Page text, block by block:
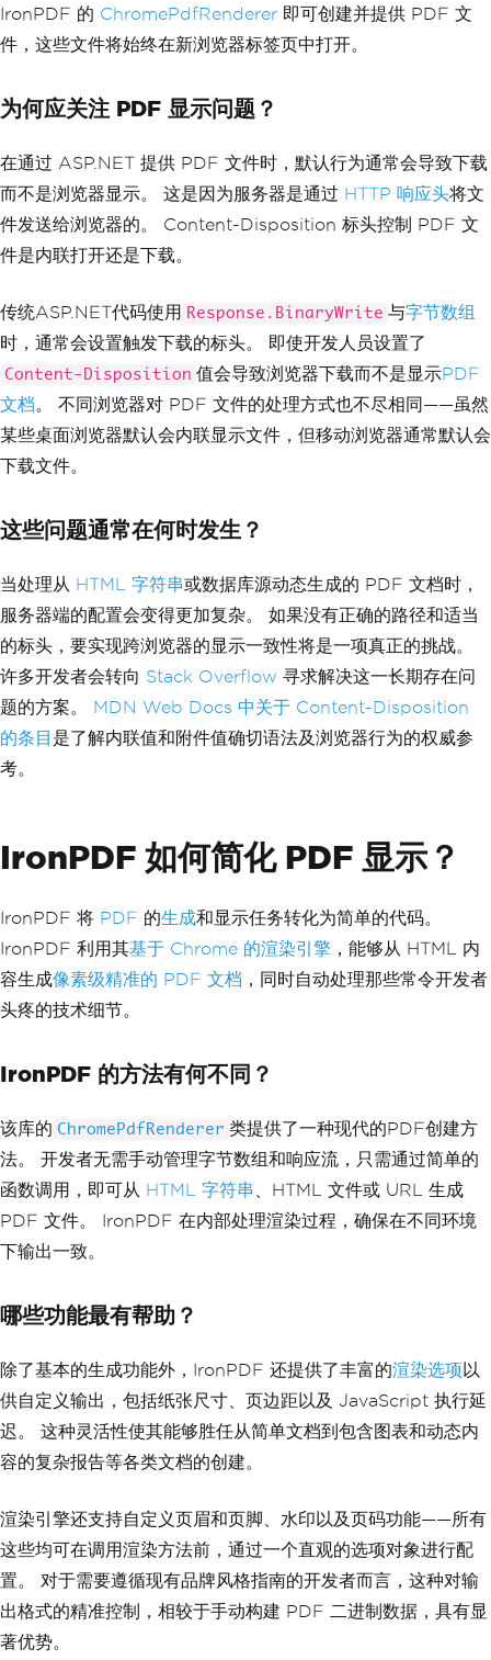
IronPDF 的 ChromePdfRenderer 即可创建并提供 PDF 文
件，这些文件将始终在新浏览器标签页中打开。
为何应关注 PDF 显示问题？
在通过 ASP.NET 提供 PDF 文件时，默认行为通常会导致下载
而不是浏览器显示。 这是因为服务器是通过 HTTP 响应头将文
件发送给浏览器的。 Content-Disposition 标头控制 PDF 文
件是内联打开还是下载。
传统ASP.NET代码使用 Response.BinaryWrite 与字节数组
时，通常会设置触发下载的标头。 即使开发人员设置了
Content-Disposition 值会导致浏览器下载而不是显示PDF
文档。 不同浏览器对 PDF 文件的处理方式也不尽相同——虽然
某些桌面浏览器默认会内联显示文件，但移动浏览器通常默认会
下载文件。
这些问题通常在何时发生？
当处理从 HTML 字符串或数据库源动态生成的 PDF 文档时，
服务器端的配置会变得更加复杂。 如果没有正确的路径和适当
的标头，要实现跨浏览器的显示一致性将是一项真正的挑战。
许多开发者会转向 Stack Overflow 寻求解决这一长期存在问
题的方案。 MDN Web Docs 中关于 Content-Disposition
的条目 是了解内联值和附件值确切语法及浏览器行为的权威参
考。
IronPDF 如何简化 PDF 显示？
IronPDF 将 PDF 的生成和显示任务转化为简单的代码。
IronPDF 利用其基于 Chrome 的渲染引擎 ，能够从 HTML 内
容生成像素级精准的 PDF 文档 ，同时自动处理那些常令开发者
头疼的技术细节。
IronPDF 的方法有何不同？
该库的 ChromePdfRenderer 类提供了一种现代的PDF创建方
法。 开发者无需手动管理字节数组和响应流，只需通过简单的
函数调用，即可从 HTML 字符串 、HTML 文件或 URL 生成
PDF 文件。 IronPDF 在内部处理渲染过程，确保在不同环境
下输出一致。
哪些功能最有帮助？
除了基本的生成功能外，IronPDF 还提供了丰富的渲染选项以
供自定义输出，包括纸张尺寸、页边距以及 JavaScript 执行延
迟。 这种灵活性使其能够胜任从简单文档到包含图表和动态内
容的复杂报告等各类文档的创建。
渲染引擎还支持自定义页眉和页脚、水印以及页码功能——所有
这些均可在调用渲染方法前，通过一个直观的选项对象进行配
置。 对于需要遵循现有品牌风格指南的开发者而言，这种对输
出格式的精准控制，相较于手动构建 PDF 二进制数据，具有显
著优势。